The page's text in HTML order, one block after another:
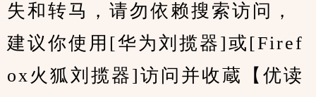
失和转马，请勿依赖搜索访问，
建议你使用[华为刘揽器]或[Firef
ox火狐刘揽器]访问并收蔵【优读